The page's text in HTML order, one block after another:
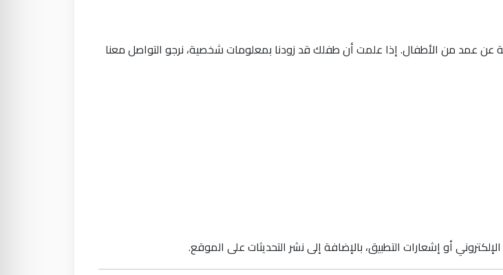
13 عامًا، ولا نجمع بيانات شخصية عن عمد من الأطفال. إذا علمت أن طفلك قد زودنا بمعلومات شخصية، نرجو التواصل معنا
أو إشعارات التطبيق، بالإضافة إلى نشر التحديثات على الموقع.